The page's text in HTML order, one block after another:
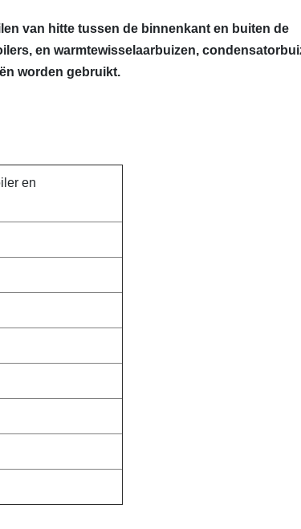
van hitte tussen de binnenkant en buiten de
en warmtewisselaarbuizen,
worden gebruikt.
en